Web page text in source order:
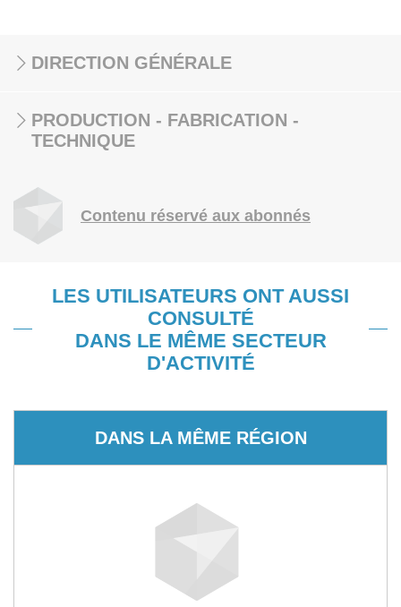
DIRECTION GÉNÉRALE
PRODUCTION - FABRICATION -
TECHNIQUE
Contenu réservé aux abonnés
LES UTILISATEURS ONT AUSSI
CONSULTÉ
DANS LE MÊME SECTEUR
D'ACTIVITÉ
DANS LA MÊME RÉGION